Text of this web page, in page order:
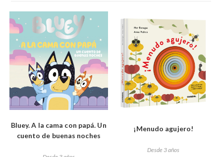
Bluey. A la cama con papá. Un
cuento de buenas noches
¡Menudo agujero!
Desde 3 años